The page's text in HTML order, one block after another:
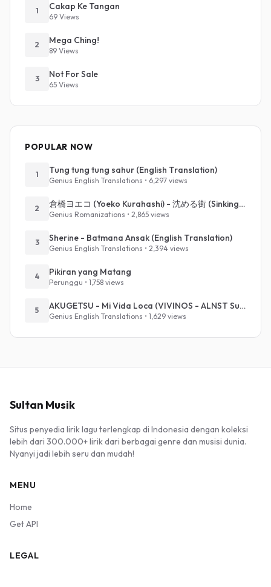
1 Cakap Ke Tangan
69 Views
2 Mega Ching!
89 Views
3 Not For Sale
65 Views
POPULAR NOW
1 Tung tung tung sahur (English Translation)
Genius English Translations • 6,297 views
2 倉橋ヨエコ (Yoeko Kurahashi) - 沈める街 (Sinking Town) (Romanized)
Genius Romanizations • 2,865 views
3 Sherine - Batmana Ansak (English Translation)
Genius English Translations • 2,394 views
4 Pikiran yang Matang
Perunggu • 1,758 views
5 AKUGETSU - Mi Vida Loca (VIVINOS - ALNST Sub : Till Part.1)
Genius English Translations • 1,629 views
Sultan Musik
Situs penyedia lirik lagu terlengkap di Indonesia dengan koleksi
lebih dari 300.000+ lirik dari berbagai genre dan musisi dunia.
Nyanyi jadi lebih seru dan mudah!
MENU
Home
Get API
LEGAL